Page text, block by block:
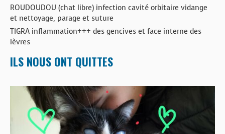
ROUDOUDOU (chat libre) infection cavité orbitaire vidange
et nettoyage, parage et suture
TIGRA inflammation+++ des gencives et face interne des
lèvres
ILS NOUS ONT QUITTES